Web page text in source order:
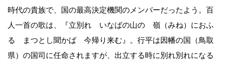
時代の貴族で、国の最高決定機関のメンバーだったよう。百
人一首の歌は、『立別れ いなばの山の 嶺（みね）におふ
る まつとし聞かば 今帰り来む』。行平は因幡の国（鳥取
県）の国司に任命されますが、出立する時に別れ別れになる